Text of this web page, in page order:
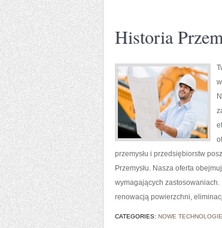
Historia
przemysłu i przedsiębiorstw
Przemysłu. Nasza oferta
wymagających
renowacją powierzchni,
CATEGORIES: NOWE TECHNOLOGIE